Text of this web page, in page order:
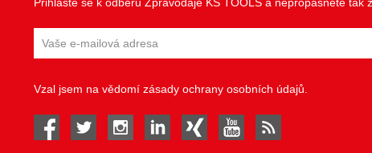
Vzal jsem na vědomí zásady ochrany osobních údajů
facebook twitter instagramlinked in Xing youtube